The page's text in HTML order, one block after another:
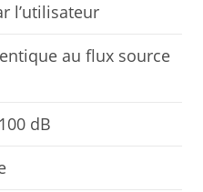
l’utilisateur
au flux source
dB